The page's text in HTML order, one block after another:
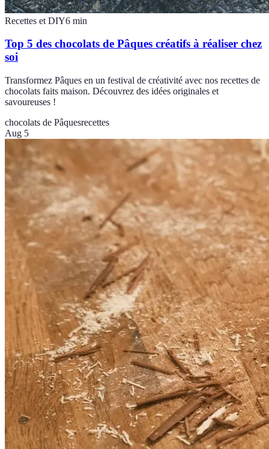
Recettes et DIY6 min
Top 5 des chocolats de Pâques créatifs à réaliser chez
soi
Transformez Pâques en un festival de créativité avec nos recettes de
chocolats faits maison. Découvrez des idées originales et
savoureuses !
chocolats de Pâquesrecettes
Aug 5